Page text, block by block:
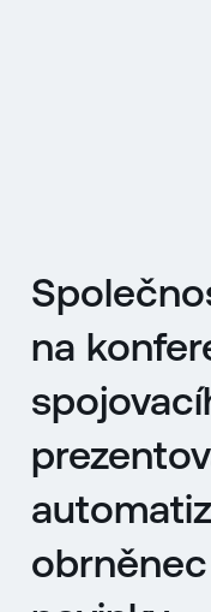
na
obrněnec